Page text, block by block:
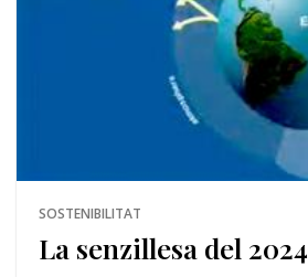
SOSTENIBILITAT
La senzillesa del 2024